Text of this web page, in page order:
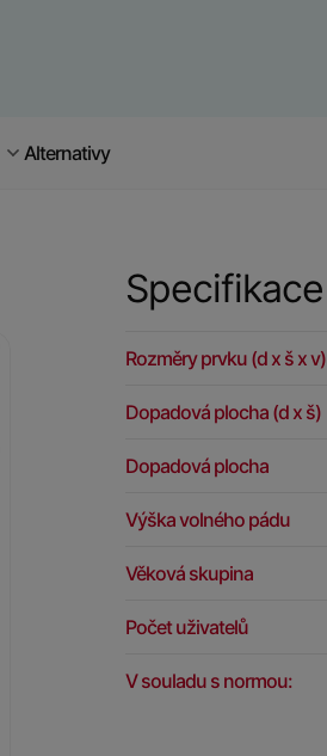
Alternativy
Specifikace
Rozměry prvku (d x š x v)
Dopadová plocha (d x š)
Dopadová plocha
Výška volného pádu
Věková skupina
Počet uživatelů
V souladu s normou: